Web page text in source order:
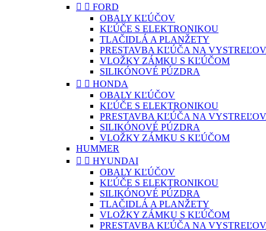
  FORD
OBALY KĽÚČOV
KĽÚČE S ELEKTRONIKOU
TLAČIDLÁ A PLANŽETY
PRESTAVBA KĽÚČA NA
VLOŽKY ZÁMKU S KĽÚČOM
SILIKÓNOVÉ PÚZDRA
  HONDA
OBALY KĽÚČOV
KĽÚČE S ELEKTRONIKOU
PRESTAVBA KĽÚČA NA
SILIKÓNOVÉ PÚZDRA
VLOŽKY ZÁMKU S KĽÚČOM
HUMMER
  HYUNDAI
OBALY KĽÚČOV
KĽÚČE S ELEKTRONIKOU
SILIKÓNOVÉ PÚZDRA
TLAČIDLÁ A PLANŽETY
VLOŽKY ZÁMKU S KĽÚČOM
PRESTAVBA KĽÚČA NA